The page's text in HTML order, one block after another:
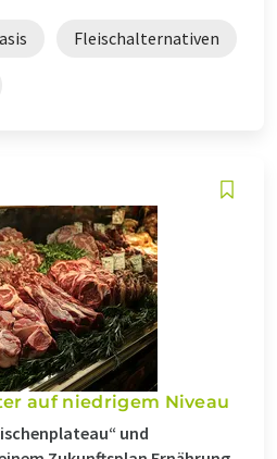
Fleischalternativen
auf niedrigem Niveau
und